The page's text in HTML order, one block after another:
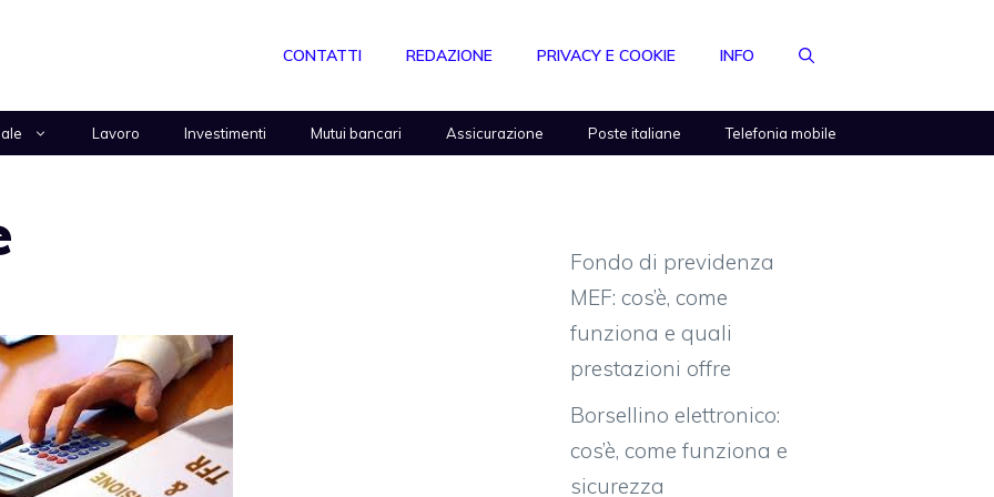
CONTATTI REDAZIONE PRIVACY E COOKIE INFO
Lavoro Investimenti Mutui bancari Assicurazione Poste italiane Telefonia mobile
Fondo di previdenza
MEF: cos’è, come
funziona e quali
prestazioni offre
Borsellino elettronico:
cos’è, come funziona e
sicurezza